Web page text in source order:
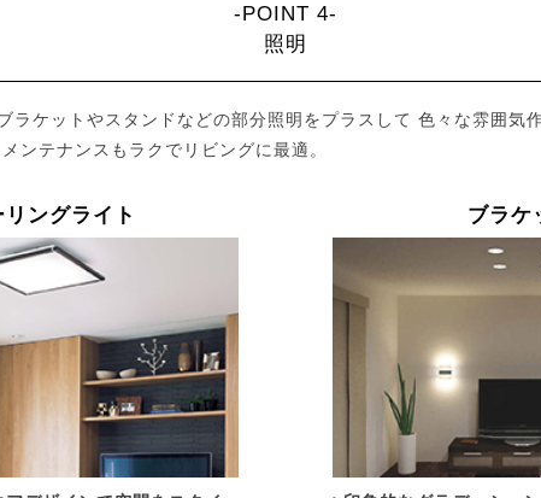
-POINT 4-
照明
ラケットやスタンドなどの部分照明をプラスして 色々な雰囲気
ンテナンスもラクでリビングに最適。
リングライト ブラケ